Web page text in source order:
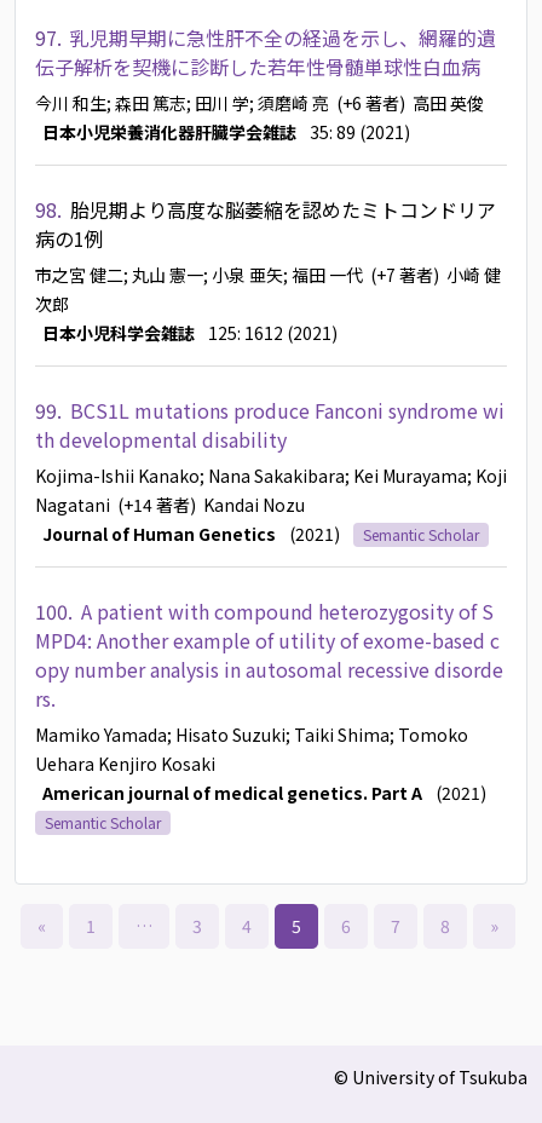
97. 乳児期早期に急性肝不全の経過を示し、網羅的遺
伝子解析を契機に診断した若年性骨髄単球性白血病
今川 和生; 森田 篤志; 田川 学; 須磨崎 亮 (+6 著者) 高田 英俊
日本小児栄養消化器肝臓学会雑誌 35: 89 (2021)
98. 胎児期より高度な脳萎縮を認めたミトコンドリア
病の1例
市之宮 健二; 丸山 憲一; 小泉 亜矢; 福田 一代 (+7 著者) 小崎 健
次郎
日本小児科学会雑誌 125: 1612 (2021)
99. BCS1L mutations produce Fanconi syndrome wi
th developmental disability
Kojima-Ishii Kanako; Nana Sakakibara; Kei Murayama; Koji
Nagatani (+14 著者) Kandai Nozu
Journal of Human Genetics
(2021) Semantic Scholar
100. A patient with compound heterozygosity of S
MPD4: Another example of utility of exome-based c
opy number analysis in autosomal recessive disorde
rs.
Mamiko Yamada; Hisato Suzuki; Taiki Shima; Tomoko
Uehara Kenjiro Kosaki
American journal of medical genetics. Part A (2021)
Semantic Scholar
« 1 … 3 4 5 6 7 8 »
© University of Tsukuba